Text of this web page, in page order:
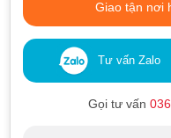
Giao tận nơi
Tư vấn Zalo
Gọi tư vấn